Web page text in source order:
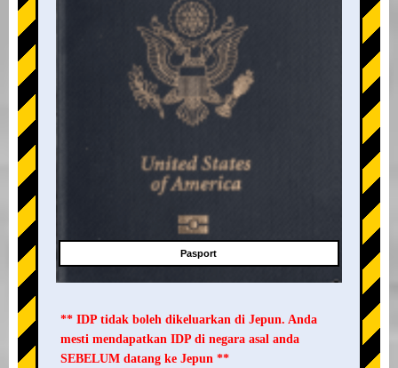
Pasport
** IDP tidak boleh dikeluarkan di Jepun. Anda
mesti mendapatkan IDP di negara asal anda
SEBELUM datang ke Jepun **